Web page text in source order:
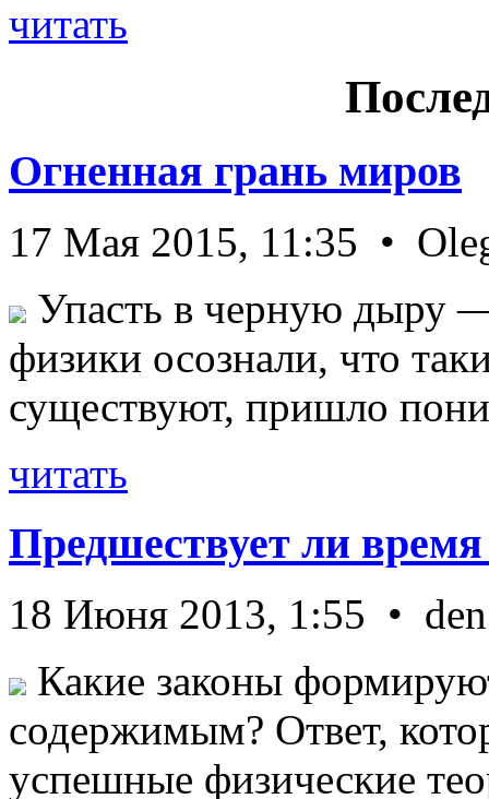
читать
Огненная грань миров
17 Мая 2015, 11:35 •
Упасть в черную дыру
физики осознали, что
существуют, пришло
читать
Предшествует ли
18 Июня 2013, 1:55 • den
Какие законы
содержимым? Ответ,
успешные физические